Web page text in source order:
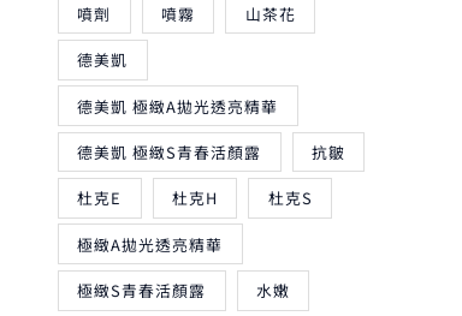
噴劑 噴霧 山茶花
德美凱
德美凱 極緻A拋光透亮精華
德美凱 極緻S青春活顏露 抗皺
杜克E 杜克H 杜克S
極緻A拋光透亮精華
極緻S青春活顏露 水嫩